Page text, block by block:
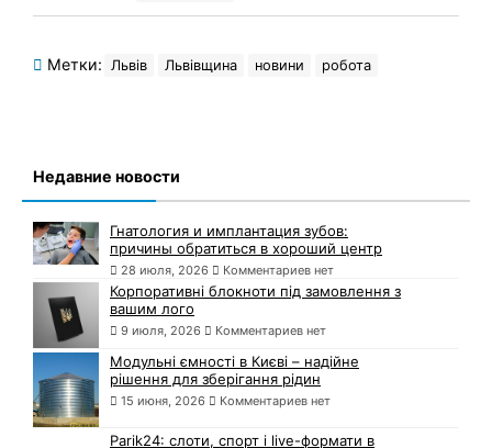
Метки: Львів Львівщина новини робота
Недавние новости
Гнатология и имплантация зубов:
причины обратиться в хороший центр
28 июля, 2026 Комментариев нет
Корпоративні блокноти під замовлення з
вашим лого
9 июля, 2026 Комментариев нет
Модульні ємності в Києві – надійне
рішення для зберігання рідин
15 июня, 2026 Комментариев нет
Parik24: слоти, спорт і live-формати в